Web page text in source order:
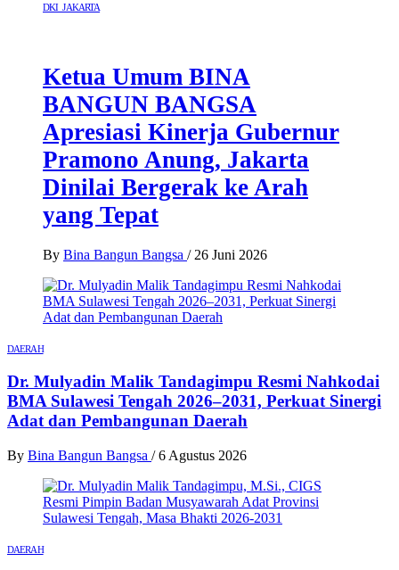
DKI JAKARTA
Ketua Umum BINA
BANGUN BANGSA
Apresiasi Kinerja Gubernur
Pramono Anung, Jakarta
Dinilai Bergerak ke Arah
yang Tepat
By Bina Bangun Bangsa / 26 Juni 2026
DAERAH
Dr. Mulyadin Malik Tandagimpu Resmi Nahkodai
BMA Sulawesi Tengah 2026–2031, Perkuat Sinergi
Adat dan Pembangunan Daerah
By Bina Bangun Bangsa / 6 Agustus 2026
DAERAH